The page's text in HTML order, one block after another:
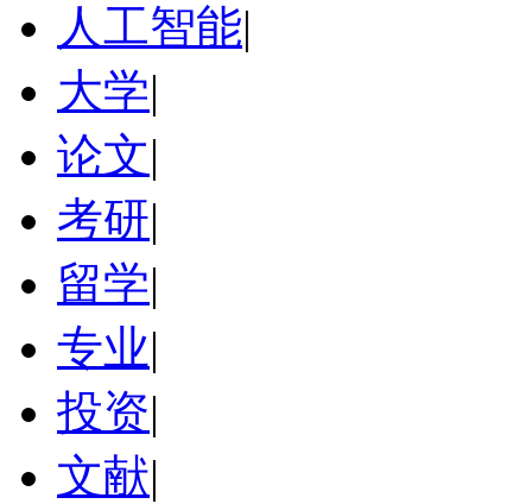
人工智能|
大学|
论文|
考研|
留学|
专业|
投资|
文献|